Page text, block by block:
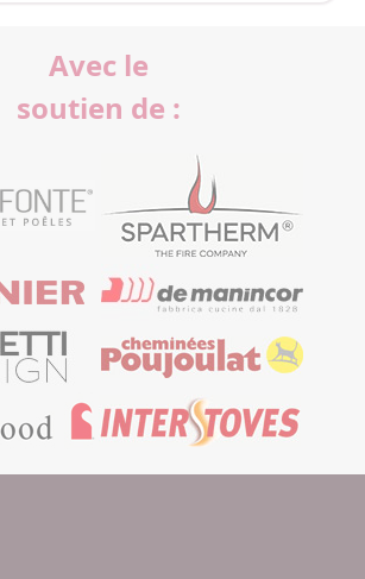
Avec le
soutien de :